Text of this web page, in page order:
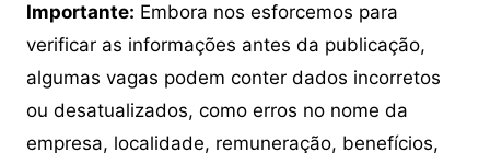
Importante: Embora nos esforcemos para
verificar as informações antes da publicação,
algumas vagas podem conter dados incorretos
ou desatualizados, como erros no nome da
empresa, localidade, remuneração, benefícios,